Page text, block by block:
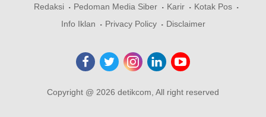
Redaksi Pedoman Media Siber Karir
Kotak Pos
Info Iklan
Privacy Policy Disclaimer
Copyright @ 2026 detikcom, All right reserved